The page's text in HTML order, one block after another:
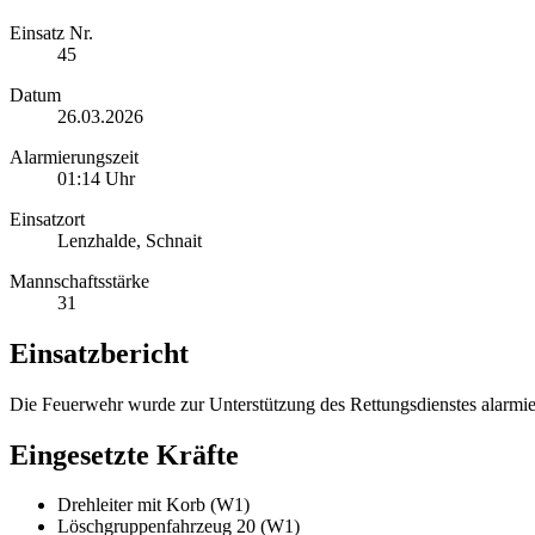
Einsatz Nr.
45
Datum
26.03.2026
Alarmierungszeit
01:14 Uhr
Einsatzort
Lenzhalde, Schnait
Mannschaftsstärke
31
Einsatzbericht
Die Feuerwehr wurde zur Unterstützung des Rettungsdienstes
Eingesetzte Kräfte
Drehleiter mit Korb (W1)
Löschgruppenfahrzeug 20 (W1)